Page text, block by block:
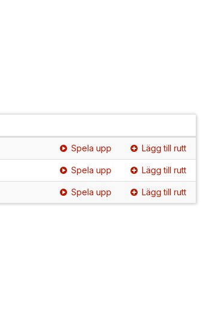
Spela upp Lägg till rutt
Spela upp Lägg till rutt
Spela upp Lägg till rutt